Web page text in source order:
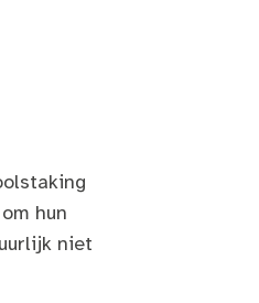
hun
niet